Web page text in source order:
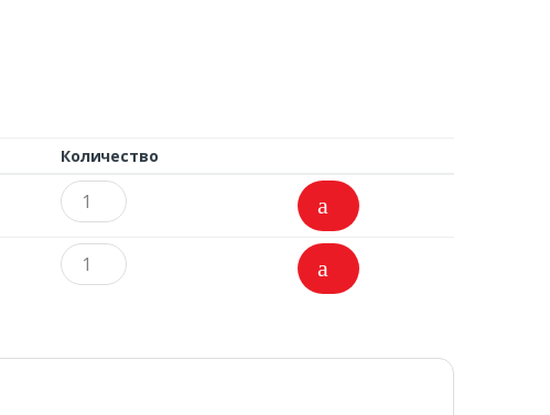
Количество